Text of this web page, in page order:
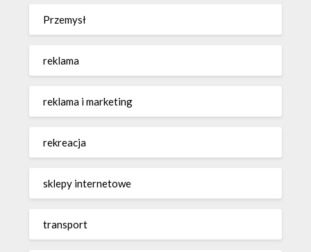
Przemysł
reklama
reklama i marketing
rekreacja
sklepy internetowe
transport